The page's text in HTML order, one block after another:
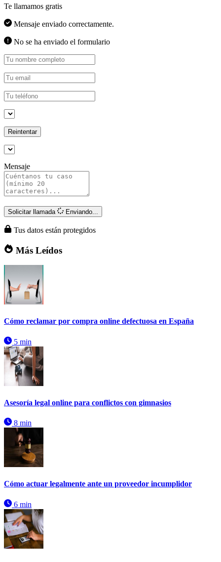
Te llamamos gratis
Mensaje enviado correctamente.
No se ha enviado el formulario
Reintentar
Mensaje
Solicitar llamada Enviando...
Tus datos están protegidos
Más Leídos
Cómo reclamar por compra online defectuosa en España
5 min
Asesoría legal online para conflictos con gimnasios
8 min
Cómo actuar legalmente ante un proveedor incumplidor
6 min